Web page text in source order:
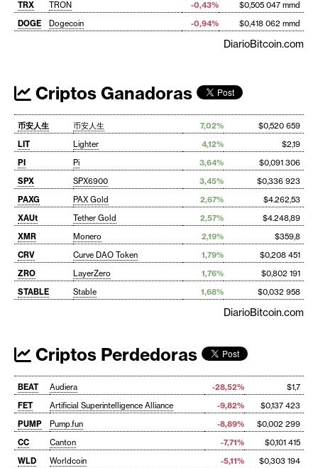
TRX TRON -0,43%
$0,505 047 mmd
DOGE
Dogecoin -0,94% $0,418 062 mmd
DiarioBitcoin.com
Criptos Ganadoras
币安人生 币安人生 7,02%
$0,520 659
LIT
Lighter 4,12%
$2,19
PI
Pi 3,64%
$0,091 306
SPX
SPX6900 3,45%
$0,336 923
PAXG
PAX Gold 2,67%
$4.262,53
XAUt
Tether Gold 2,57%
$4.248,89
XMR
Monero 2,19%
$359,8
CRV
Curve DAO Token 1,79%
$0,208 451
ZRO
LayerZero 1,76%
$0,802 191
STABLE
Stable 1,68% $0,032 958
DiarioBitcoin.com
Criptos Perdedoras
BEAT Audiera -28,52%
$1,7
FET
Artificial Superintelligence Alliance -9,82%
$0,137 423
PUMP
Pump.fun -8,89%
$0,002 299
CC
Canton -7,71%
$0,101 415
WLD
Worldcoin -5,11%
$0,303 194